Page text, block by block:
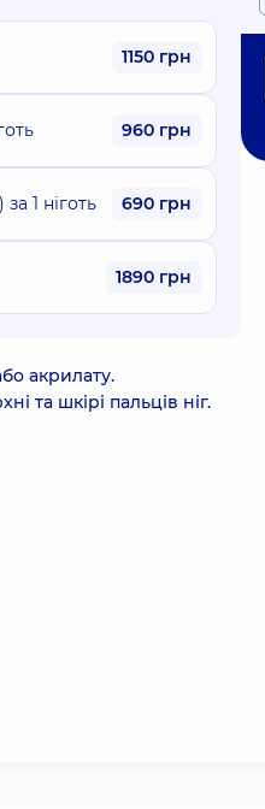
1150 грн
960 грн
1 ніготь 690 грн
1890 грн
акрилату.
та шкірі пальців ніг.